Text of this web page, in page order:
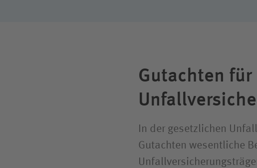
Gutachten für
In der gesetzlichen
Gutachten wesentliche